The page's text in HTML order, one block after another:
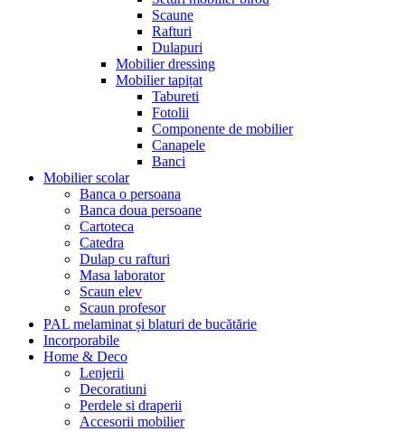
Scaune
Rafturi
Dulapuri
Mobilier dressing
Mobilier tapițat
Tabureti
Fotolii
Componente de mobilier
Canapele
Banci
Mobilier scolar
Banca o persoana
Banca doua persoane
Cartoteca
Catedra
Dulap cu rafturi
Masa laborator
Scaun elev
Scaun profesor
PAL melaminat și blaturi de bucătărie
Incorporabile
Home & Deco
Lenjerii
Decoratiuni
Perdele si draperii
Accesorii mobilier